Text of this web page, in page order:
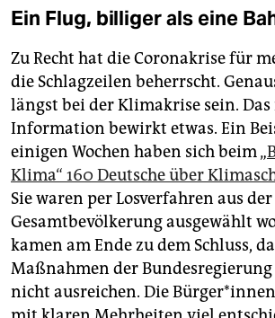
Ein Flug, billiger als eine
Zu Recht hat die Coronakrise für
die Schlagzeilen beherrscht.
längst bei der Klimakrise sein.
Information bewirkt etwas. Ein
einigen Wochen haben sich beim „
Klima“ 160 Deutsche über
Sie waren per Losverfahren aus der
Gesamtbevölkerung ausgewählt
kamen am Ende zu dem Schluss,
Maßnahmen der Bundesregierung
nicht ausreichen. Die